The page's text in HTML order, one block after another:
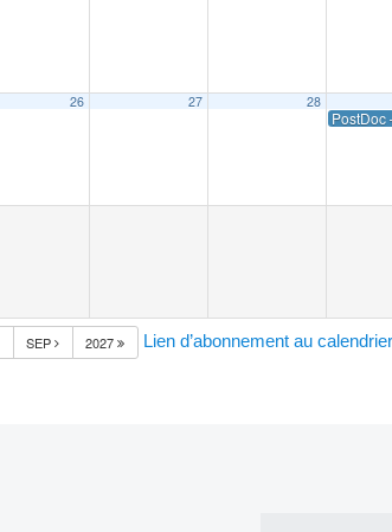
26 27 28
PostDoc
SEP 2027 Lien d’abonnement au